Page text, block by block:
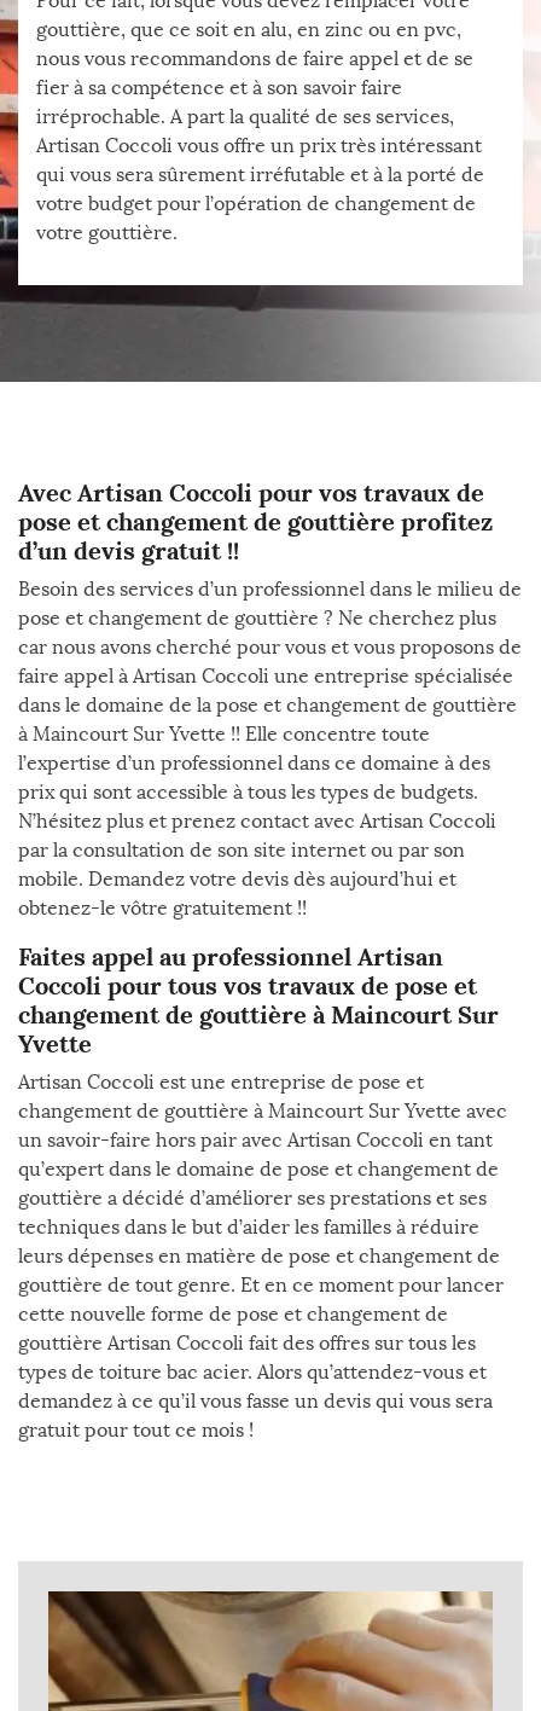
gouttière, que ce soit en alu, en zinc ou en pvc,
nous vous recommandons de faire appel et de se
fier à sa compétence et à son savoir faire
irréprochable. A part la qualité de ses services,
Artisan Coccoli vous offre un prix très intéressant
qui vous sera sûrement irréfutable et à la porté de
votre budget pour l’opération de changement de
votre gouttière.
Avec Artisan Coccoli pour vos travaux de
pose et changement de gouttière profitez
d’un devis gratuit !!
Besoin des services d’un professionnel dans le milieu de
pose et changement de gouttière ? Ne cherchez plus
car nous avons cherché pour vous et vous proposons de
faire appel à Artisan Coccoli une entreprise spécialisée
dans le domaine de la pose et changement de gouttière
à Maincourt Sur Yvette !! Elle concentre toute
l’expertise d’un professionnel dans ce domaine à des
prix qui sont accessible à tous les types de budgets.
N’hésitez plus et prenez contact avec Artisan Coccoli
par la consultation de son site internet ou par son
mobile. Demandez votre devis dès aujourd’hui et
obtenez-le vôtre gratuitement !!
Faites appel au professionnel Artisan
Coccoli pour tous vos travaux de pose et
changement de gouttière à Maincourt Sur
Yvette
Artisan Coccoli est une entreprise de pose et
changement de gouttière à Maincourt Sur Yvette avec
un savoir-faire hors pair avec Artisan Coccoli en tant
qu’expert dans le domaine de pose et changement de
gouttière a décidé d’améliorer ses prestations et ses
techniques dans le but d’aider les familles à réduire
leurs dépenses en matière de pose et changement de
gouttière de tout genre. Et en ce moment pour lancer
cette nouvelle forme de pose et changement de
gouttière Artisan Coccoli fait des offres sur tous les
types de toiture bac acier. Alors qu’attendez-vous et
demandez à ce qu’il vous fasse un devis qui vous sera
gratuit pour tout ce mois !